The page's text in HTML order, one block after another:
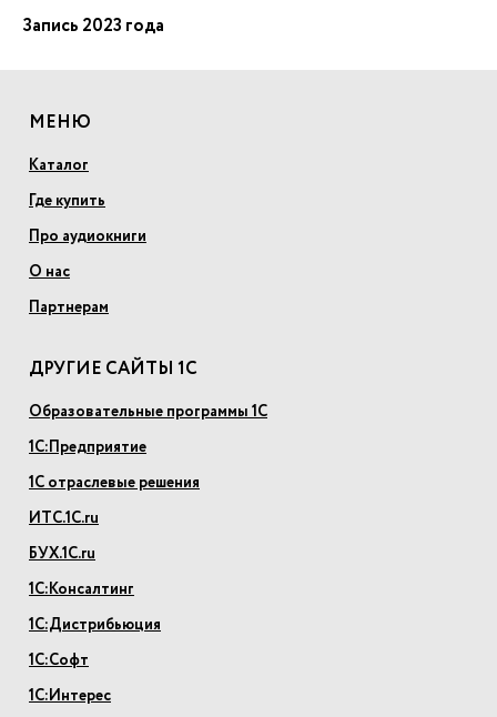
Запись 2023 года
МЕНЮ
Каталог
Где купить
Про аудиокниги
О нас
Партнерам
ДРУГИЕ САЙТЫ 1С
Образовательные программы 1С
1С:Предприятие
1С отраслевые решения
ИТС.1С.ru
БУХ.1С.ru
1С:Консалтинг
1С:Дистрибьюция
1С:Софт
1С:Интерес